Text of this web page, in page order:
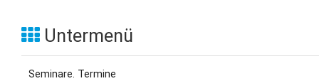
Untermenü
Seminare. Termine